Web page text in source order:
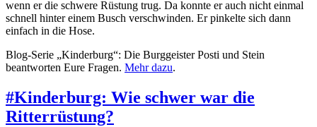
wenn er die schwere Rüstung trug. Da konnte er auch nicht einmal
schnell hinter einem Busch verschwinden. Er pinkelte sich dann
einfach in die Hose.
Blog-Serie „Kinderburg“: Die Burggeister Posti und Stein
beantworten Eure Fragen. Mehr dazu.
#Kinderburg: Wie schwer war die
Ritterrüstung?